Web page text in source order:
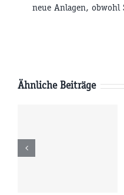
neue Anlagen, obwohl
Ähnliche Beiträge